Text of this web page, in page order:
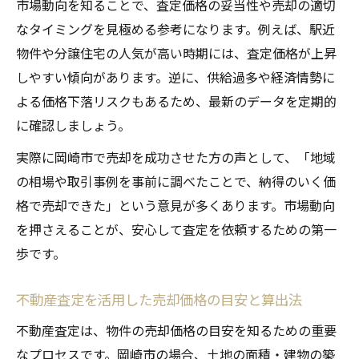
岡崎市の査定依頼で注意したいポイント
不動産査定見積もり比較で失敗を防ぐコツ
査定依頼時に確認すべき売却条件と注意点
売却を成功させる不動産査定の秘密
不動産査定で売却を有利に進める秘訣
岡崎市売却で重視すべき査定のポイント
不動産査定書の見方と売却戦略の立て方
売却成功事例から学ぶ査定活用法
不動産査定で押さえたい売却準備の流れ
岡崎市の不動産会社ランキング活用術
市場動向を知ることで、査定価格の妥当性や売却の適切
なタイミングを見極める参考になります。例えば、駅近
物件や分譲住宅の人気が高い時期には、査定価格が上昇
しやすい傾向があります。逆に、供給過多や経済情勢に
よる価格下落リスクもあるため、最新のデータを定期的
に確認しましょう。
実際に岡崎市で売却を成功させた方の声として、「地域
の相場や取引事例を事前に調べたことで、納得のいく価
格で売却できた」という意見が多くあります。市場動向
を押さえることが、安心して査定を依頼するための第一
歩です。
不動産査定を活用した売却価格の目安と算出法
不動産査定は、物件の売却価格の目安を知るための重要
なプロセスです。岡崎市の場合、土地の面積・建物の築